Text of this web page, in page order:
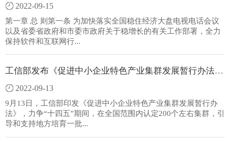
2022-09-15
第一章 总 则第一条 为加快落实全国稳住经济大盘电视电话会议
以及省委省政府和市委市政府关于稳增长的有关工作部署，全力
保持软件和互联网行...
工信部发布《促进中小企业特色产业集群发展暂行办法》（附图解）
2022-09-13
9月13日，工信部印发《促进中小企业特色产业集群发展暂行办
法》，力争“十四五”期间，在全国范围内认定200个左右集群，引
导和支持地方培育一批...